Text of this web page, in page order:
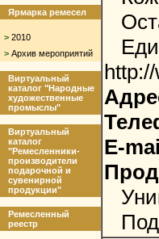
Ярмарка ремесел
> 2010
> Архив мероприятий
Виртуальный
каталог "Народные
художественные
промыслы"
Виртуальный
каталог
"Ремесленники-
производители
подарочной и
сувенирной
продукции"
Ремесленный
реестр
E-